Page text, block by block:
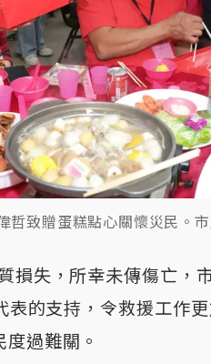
哲致贈蛋糕點心關懷災民。
損失，所幸未傳傷亡，
的支持，令救援工作
過難關。